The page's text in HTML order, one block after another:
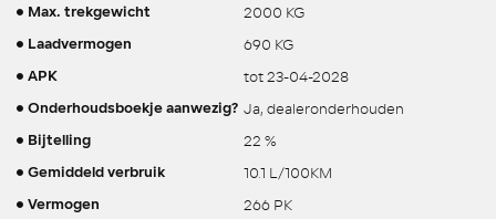
Max. trekgewicht 2000 KG
Laadvermogen 690 KG
APK tot 23-04-2028
Onderhoudsboekje aanwezig? Ja, dealeronderhouden
Bijtelling 22 %
Gemiddeld verbruik 10.1 L/100KM
Vermogen 266 PK